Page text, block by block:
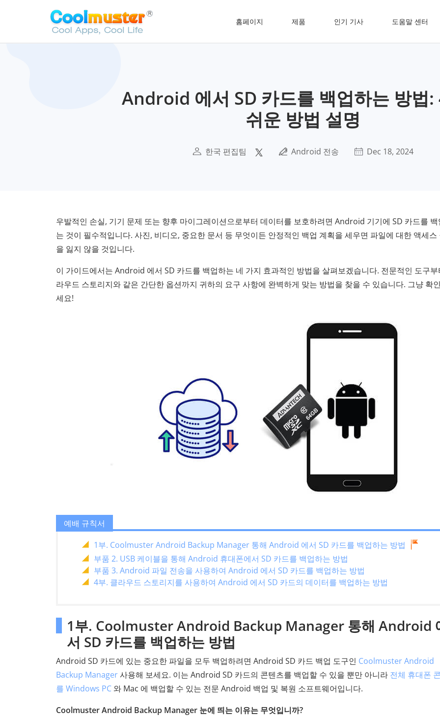
홈페이지 제품 인기 기사 도움말 센터
Android 에서 SD 카드를 백업하는 방법:
쉬운 방법 설명
한국 편집팀 Android 전송 Dec 18, 2024
우발적인 손실, 기기 문제 또는 향후 마이그레이션으로부터 데이터를 보호하려면 Android 기기에 SD 카드를
는 것이 필수적입니다. 사진, 비디오, 중요한 문서 등 무엇이든 안정적인 백업 계획을 세우면 파일에 대한 액세스
을 잃지 않을 것입니다.
이 가이드에서는 Android 에서 SD 카드를 백업하는 네 가지 효과적인 방법을 살펴보겠습니다. 전문적인 도구부
라우드 스토리지와 같은 간단한 옵션까지 귀하의 요구 사항에 완벽하게 맞는 방법을 찾을 수 있습니다. 그냥 확
세요!
예배 규칙서
1부. Coolmuster Android Backup Manager 통해 Android 에서 SD 카드를 백업하는 방법
부품 2. USB 케이블을 통해 Android 휴대폰에서 SD 카드를 백업하는 방법
부품 3. Android 파일 전송을 사용하여 Android 에서 SD 카드를 백업하는 방법
4부. 클라우드 스토리지를 사용하여 Android 에서 SD 카드의 데이터를 백업하는 방법
1부. Coolmuster Android Backup Manager 통해 Android
서 SD 카드를 백업하는 방법
Android SD 카드에 있는 중요한 파일을 모두 백업하려면 Android SD 카드 백업 도구인 Coolmuster Android
Backup Manager사용해 보세요. 이는 Android SD 카드의 콘텐츠를 백업할 수 있을 뿐만 아니라 전체 휴대폰
를 Windows PC 와 Mac 에 백업할 수 있는 전문 Android 백업 및 복원 소프트웨어입니다.
Coolmuster Android Backup Manager 눈에 띄는 이유는 무엇입니까?